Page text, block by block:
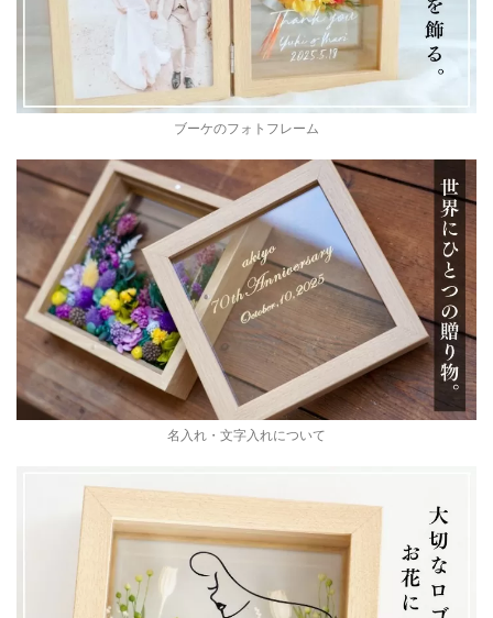
ブーケのフォトフレーム
名入れ・文字入れについて